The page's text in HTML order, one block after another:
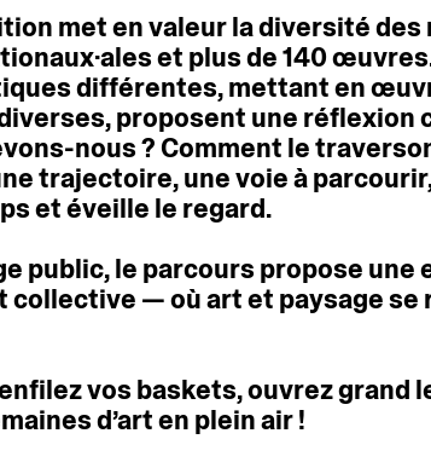
metenvaleurladiversitédes
et plusde140
différentes,mettanten
proposent une réflexion
nous? Comment le
trajectoire,unevoieà
etéveille le regard.
public,le parcours propose une
collective —oùartet paysagese
vos baskets,ouvrezgrand
d’arten pleinair!